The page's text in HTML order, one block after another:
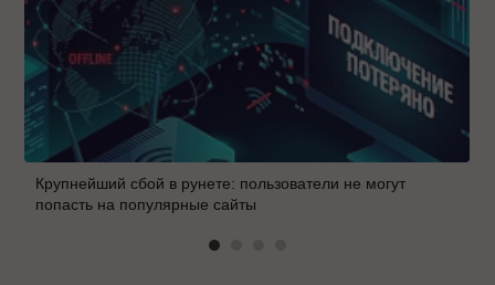
Крупнейший сбой в рунете: пользователи не могут
попасть на популярные сайты